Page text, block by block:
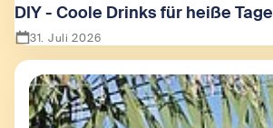
DIY - Coole Drinks für heiße Tage
31. Juli 2026